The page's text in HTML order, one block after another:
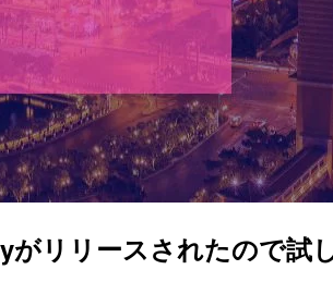
リリースされたので試